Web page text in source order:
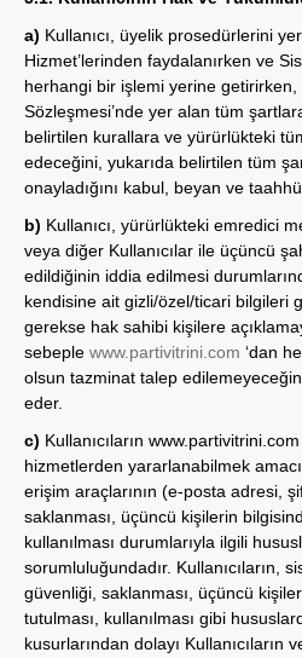
a) Kullanıcı, üyelik prosedürlerini
Hizmet’lerinden faydalanırken ve
herhangi bir işlemi yerine getirirken,
Sözleşmesi’nde yer alan tüm
belirtilen kurallara ve yürürlükteki
edeceğini, yukarıda belirtilen tüm
onayladığını kabul, beyan ve
b) Kullanıcı, yürürlükteki emredici
veya diğer Kullanıcılar ile üçüncü
edildiğinin iddia edilmesi
kendisine ait gizli/özel/ticari bilgileri
gerekse hak sahibi kişilere
sebeple www.partivitrini.com ‘dan
olsun tazminat talep
eder.
c) Kullanıcıların www.partivitrini.com
hizmetlerden yararlanabilmek
erişim araçlarının (e-posta adresi,
saklanması, üçüncü kişilerin
kullanılması durumlarıyla ilgili
sorumluluğundadır. Kullanıcıların,
güvenliği, saklanması, üçüncü
tutulması, kullanılması gibi
kusurlarından dolayı Kullanıcıların